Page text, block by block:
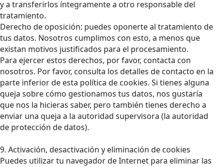
y a transferirlos íntegramente a otro responsable del
tratamiento.
Derecho de oposición: puedes oponerte al tratamiento de
tus datos. Nosotros cumplimos con esto, a menos que
existan motivos justificados para el procesamiento.
Para ejercer estos derechos, por favor, contacta con
nosotros. Por favor, consulta los detalles de contacto en la
parte inferior de esta política de cookies. Si tienes alguna
queja sobre cómo gestionamos tus datos, nos gustaría
que nos la hicieras saber, pero también tienes derecho a
enviar una queja a la autoridad supervisora (la autoridad
de protección de datos).
9. Activación, desactivación y eliminación de cookies
Puedes utilizar tu navegador de Internet para eliminar las